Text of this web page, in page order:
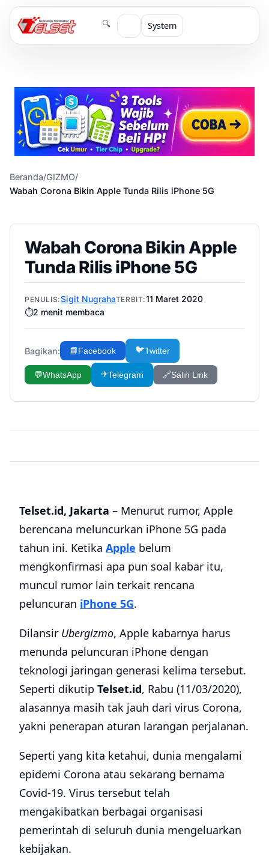
🔍 System
Beranda/GIZMO/
Wabah Corona Bikin Apple Tunda Rilis iPhone 5G
Wabah Corona Bikin Apple
Tunda Rilis iPhone 5G
PENULIS:Sigit NugrahaTERBIT:11 Maret 2020
⏱️2 menit membaca
Bagikan: 📘Facebook 🐦Twitter
💬WhatsApp ✈️Telegram 🔗Salin Link
Telset.id, Jakarta – Menurut rumor, Apple
berencana meluncurkan iPhone 5G pada
tahun ini. Ketika Apple belum
mengkonfirmasi apa pun soal kabar itu,
muncul rumor lain terkait rencana
peluncuran iPhone 5G.
Dilansir Ubergizmo, Apple kabarnya harus
menunda peluncuran iPhone dengan
teknologi jaringan generasi kelima tersebut.
Seperti dikutip Telset.id, Rabu (11/03/2020),
alasannya masih tak jauh dari virus Corona,
yakni penerapan aturan larangan perjalanan.
Seperti yang kita ketahui, dunia mengalami
epidemi Corona atau sekarang bernama
Covid-19. Virus tersebut telah
mengakibatkan berbagai organisasi
pemerintah di seluruh dunia mengeluarkan
kebijakan.